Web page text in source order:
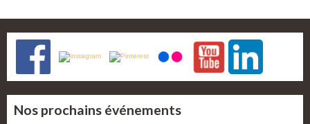
Nos prochains événements